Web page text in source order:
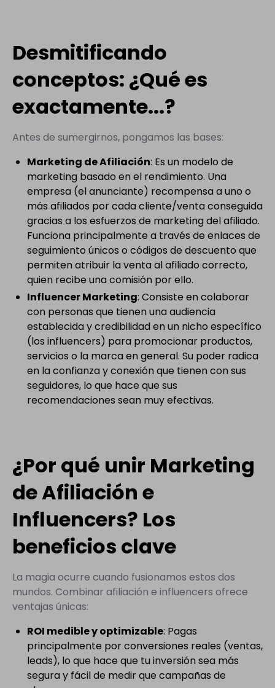
Desmitificando
conceptos: ¿Qué es
exactamente...?
Antes de sumergirnos, pongamos las bases:
Marketing de Afiliación: Es un modelo de
marketing basado en el rendimiento. Una
empresa (el anunciante) recompensa a uno o
más afiliados por cada cliente/venta conseguida
gracias a los esfuerzos de marketing del afiliado.
Funciona principalmente a través de enlaces de
seguimiento únicos o códigos de descuento que
permiten atribuir la venta al afiliado correcto,
quien recibe una comisión por ello.
Influencer Marketing: Consiste en colaborar
con personas que tienen una audiencia
establecida y credibilidad en un nicho específico
(los influencers) para promocionar productos,
servicios o la marca en general. Su poder radica
en la confianza y conexión que tienen con sus
seguidores, lo que hace que sus
recomendaciones sean muy efectivas.
¿Por qué unir Marketing
de Afiliación e
Influencers? Los
beneficios clave
La magia ocurre cuando fusionamos estos dos
mundos. Combinar afiliación e influencers ofrece
ventajas únicas:
ROI medible y optimizable: Pagas
principalmente por conversiones reales (ventas,
leads), lo que hace que tu inversión sea más
segura y fácil de medir que campañas de